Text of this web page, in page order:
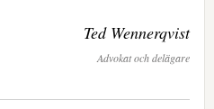
Ted Wennerqvist
Advokat och delägare